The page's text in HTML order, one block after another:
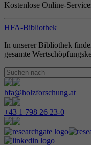
Kostenlose Online-
HFA-Bibliothek
In unserer Bibliothek
gesamte
hfa@holzforschung.at
+43 1 798 26 23-0